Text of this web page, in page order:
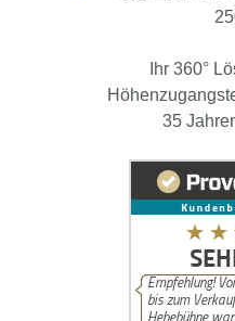
Ihr 360°
35